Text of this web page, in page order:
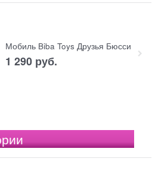
Мобиль Biba Toys Друзья Бюсси
1 290 руб.